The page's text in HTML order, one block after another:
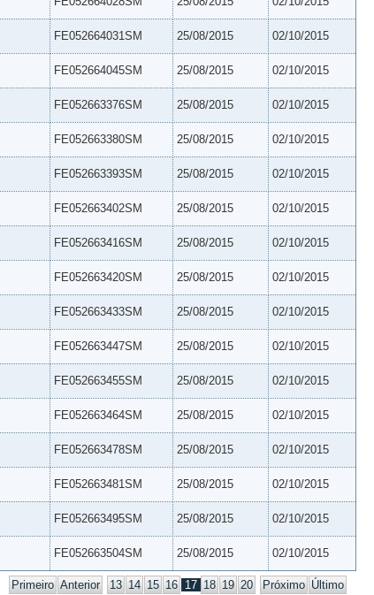
FE052664031SM 25/08/2015 02/10/2015
FE052664045SM 25/08/2015 02/10/2015
FE052663376SM 25/08/2015 02/10/2015
FE052663380SM 25/08/2015 02/10/2015
FE052663393SM 25/08/2015 02/10/2015
FE052663402SM 25/08/2015 02/10/2015
FE052663416SM 25/08/2015 02/10/2015
FE052663420SM 25/08/2015 02/10/2015
FE052663433SM 25/08/2015 02/10/2015
FE052663447SM 25/08/2015 02/10/2015
FE052663455SM 25/08/2015 02/10/2015
FE052663464SM 25/08/2015 02/10/2015
FE052663478SM 25/08/2015 02/10/2015
FE052663481SM 25/08/2015 02/10/2015
FE052663495SM 25/08/2015 02/10/2015
FE052663504SM 25/08/2015 02/10/2015
Primeiro Anterior 13 14 15 16 17 18 19 20 Próximo Último